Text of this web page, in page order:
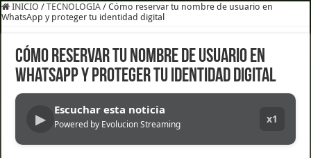
INICIO / TECNOLOGIA / Cómo reservar tu nombre de usuario en
WhatsApp y proteger tu identidad digital
Cómo reservar tu nombre de usuario en
WhatsApp y proteger tu identidad digital
▶
Escuchar esta noticia
Powered by Evolucion Streaming x1